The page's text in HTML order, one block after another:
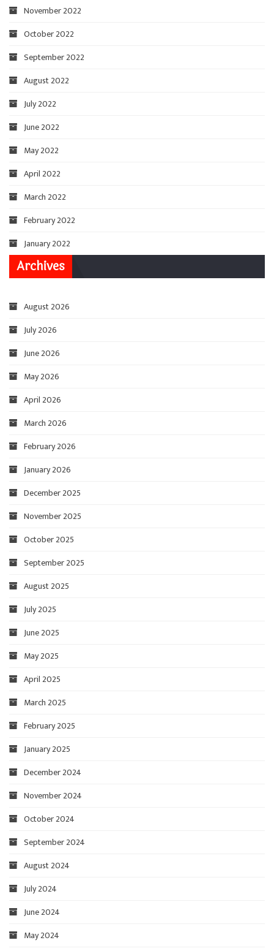
November 2022
October 2022
September 2022
August 2022
July 2022
June 2022
May 2022
April 2022
March 2022
February 2022
January 2022
Archives
August 2026
July 2026
June 2026
May 2026
April 2026
March 2026
February 2026
January 2026
December 2025
November 2025
October 2025
September 2025
August 2025
July 2025
June 2025
May 2025
April 2025
March 2025
February 2025
January 2025
December 2024
November 2024
October 2024
September 2024
August 2024
July 2024
June 2024
May 2024